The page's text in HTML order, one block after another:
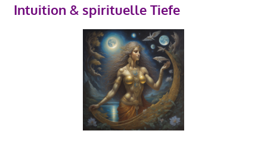
Intuition & spirituelle Tiefe